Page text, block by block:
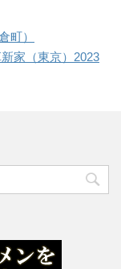
町）
家（東京）2023